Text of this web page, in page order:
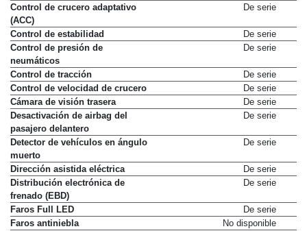
Control de crucero adaptativo
(ACC)
De serie
Control de estabilidad
De serie
Control de presión de
neumáticos
De serie
Control de tracción
De serie
Control de velocidad de crucero
De serie
Cámara de visión trasera
De serie
Desactivación de airbag del
pasajero delantero
De serie
Detector de vehículos en ángulo
muerto
De serie
Dirección asistida eléctrica
De serie
Distribución electrónica de
frenado (EBD)
De serie
Faros Full LED
De serie
Faros antiniebla
No disponible